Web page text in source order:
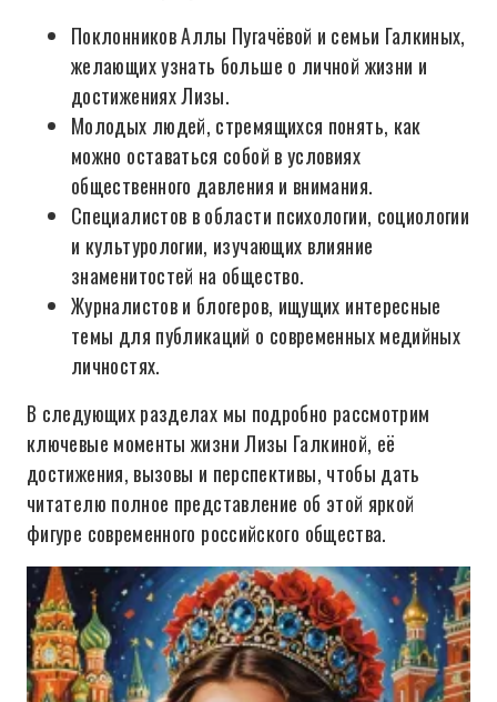
Поклонников Аллы Пугачёвой и семьи Галкиных,
желающих узнать больше о личной жизни и
достижениях Лизы.
Молодых людей, стремящихся понять, как
можно оставаться собой в условиях
общественного давления и внимания.
Специалистов в области психологии, социологии
и культурологии, изучающих влияние
знаменитостей на общество.
Журналистов и блогеров, ищущих интересные
темы для публикаций о современных медийных
личностях.
В следующих разделах мы подробно рассмотрим
ключевые моменты жизни Лизы Галкиной, её
достижения, вызовы и перспективы, чтобы дать
читателю полное представление об этой яркой
фигуре современного российского общества.